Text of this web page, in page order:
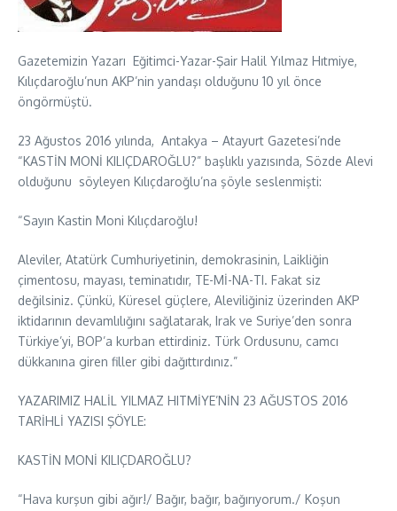
Gazetemizin Yazarı Eğitimci-Yazar-Şair Halil Yılmaz Hıtmiye,
Kılıçdaroğlu’nun AKP’nin yandaşı olduğunu 10 yıl önce
öngörmüştü.
23 Ağustos 2016 yılında, Antakya – Atayurt Gazetesi’nde
“KASTİN MONİ KILIÇDAROĞLU?” başlıklı yazısında, Sözde Alevi
olduğunu söyleyen Kılıçdaroğlu’na şöyle seslenmişti:
“Sayın Kastin Moni Kılıçdaroğlu!
Aleviler, Atatürk Cumhuriyetinin, demokrasinin, Laikliğin
çimentosu, mayası, teminatıdır, TE-Mİ-NA-TI. Fakat siz
değilsiniz. Çünkü, Küresel güçlere, Aleviliğiniz üzerinden AKP
iktidarının devamlılığını sağlatarak, Irak ve Suriye’den sonra
Türkiye’yi, BOP’a kurban ettirdiniz. Türk Ordusunu, camcı
dükkanına giren filler gibi dağıttırdınız.”
YAZARIMIZ HALİL YILMAZ HITMİYE’NİN 23 AĞUSTOS 2016
TARİHLİ YAZISI ŞÖYLE:
KASTİN MONİ KILIÇDAROĞLU?
“Hava kurşun gibi ağır!/ Bağır, bağır, bağırıyorum./ Koşun